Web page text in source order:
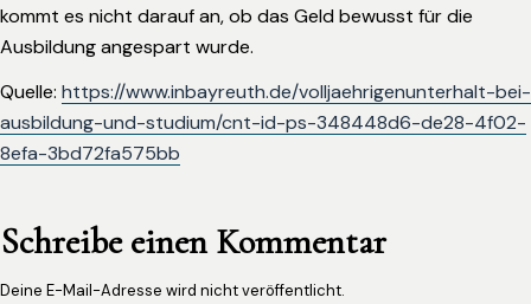
kommt es nicht darauf an, ob das Geld bewusst für die
Ausbildung angespart wurde.
Quelle: https://www.inbayreuth.de/volljaehrigenunterhalt-bei-
ausbildung-und-studium/cnt-id-ps-348448d6-de28-4f02-
8efa-3bd72fa575bb
Schreibe einen Kommentar
Deine E-Mail-Adresse wird nicht veröffentlicht.